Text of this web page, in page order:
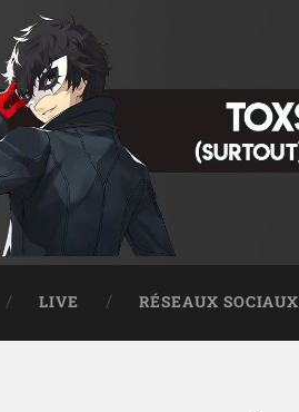
LIVE RÉSEAUX SOCIAUX